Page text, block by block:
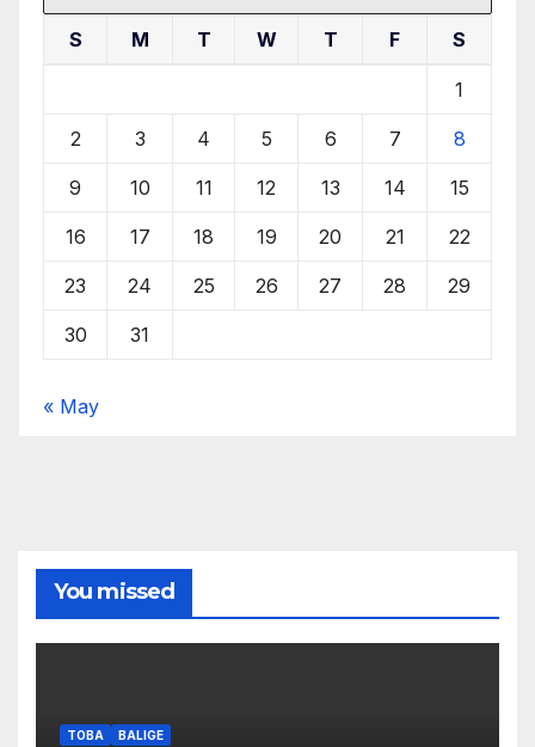
S M T W T F S
1
2 3 4 5 6 7 8
9 10 11 12 13 14 15
16 17 18 19 20 21 22
23 24 25 26 27 28 29
30 31
« May
You missed
TOBA BALIGE